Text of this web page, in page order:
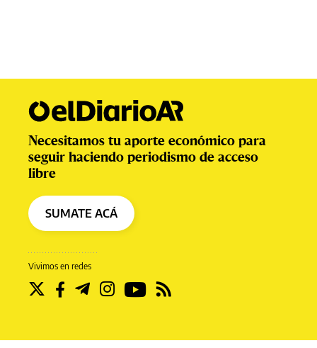
Vivimos en redes
Necesitamos tu aporte económico para
seguir haciendo periodismo de acceso
libre
SUMATE ACÁ